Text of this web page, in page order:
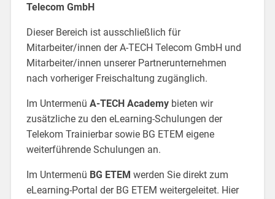
Telecom GmbH
Dieser Bereich ist ausschließlich für
Mitarbeiter/innen der A-TECH Telecom GmbH und
Mitarbeiter/innen unserer Partnerunternehmen
nach vorheriger Freischaltung zugänglich.
Im Untermenü A-TECH Academybieten wir
zusätzliche zu den eLearning-Schulungen der
Telekom Trainierbar sowie BG ETEM eigene
weiterführende Schulungen an.
Im Untermenü BG ETEM werden Sie direkt zum
eLearning-Portal der BG ETEM weitergeleitet. Hier